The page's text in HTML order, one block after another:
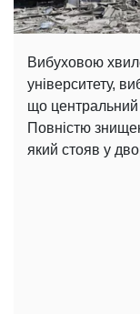
Вибуховою
університету,
що
Повністю
який стояв у